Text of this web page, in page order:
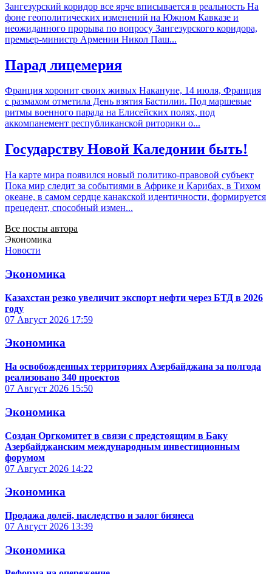
Зангезурский коридор все ярче вписывается в реальность На
фоне геополитических изменений на Южном Кавказе и
неожиданного прорыва по вопросу Зангезурского коридора,
премьер-министр Армении Никол Паш...
Парад лицемерия
Франция хоронит своих живых Накануне, 14 июля, Франция
с размахом отметила День взятия Бастилии. Под маршевые
ритмы военного парада на Елисейских полях, под
аккомпанемент республиканской риторики о...
Государству Новой Каледонии быть!
На карте мира появился новый политико-правовой субъект
Пока мир следит за событиями в Африке и Карибах, в Тихом
океане, в самом сердце канакской идентичности, формируется
прецедент, способный измен...
Все посты автора
Экономика
Новости
Экономика
Казахстан резко увеличит экспорт нефти через БТД в 2026
году
07 Август 2026 17:59
Экономика
На освобожденных территориях Азербайджана за полгода
реализовано 340 проектов
07 Август 2026 15:50
Экономика
Создан Оргкомитет в связи с предстоящим в Баку
Азербайджанским международным инвестиционным
форумом
07 Август 2026 14:22
Экономика
Продажа долей, наследство и залог бизнеса
07 Август 2026 13:39
Экономика